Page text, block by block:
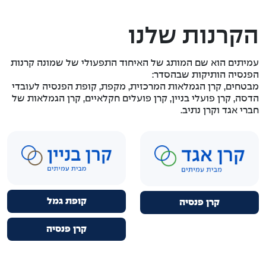
הקרנות שלנו
עמיתים הוא שם המותג של האיחוד התפעולי של שמונה קרנות
הפנסיה הותיקות שבהסדר:
מבטחים, קרן הגמלאות המרכזית, מקפת, קופת הפנסיה לעובדי
הדסה, קרן פועלי בניין, קרן פועלים חקלאיים, קרן הגמלאות של
חברי אגד וקרן נתיב.
קרן פנסיה קופת גמל
קרן פנסיה